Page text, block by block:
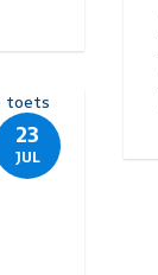
23
JUL